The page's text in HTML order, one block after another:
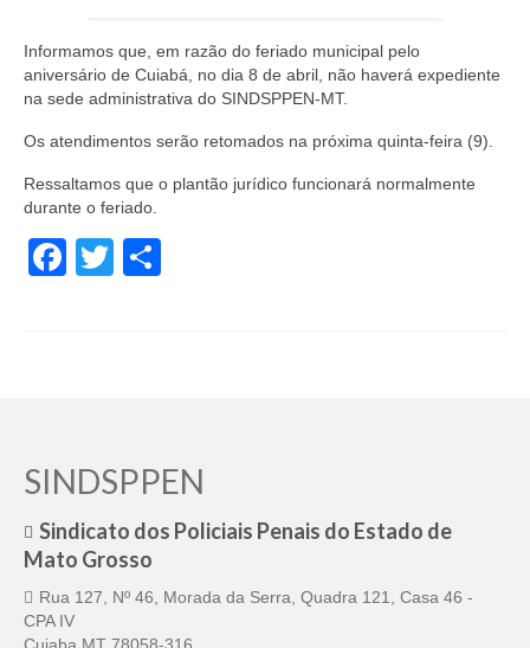
Formulário de Requerimento Padrão Sindsppen
Estatuto do Sindsppen
Tabela Salarial do Sistema Penitenciário
Serviços prestados pelo Sindicato dos
Filie-se
Nota de Falecimento
Notícias
Pautas Nacionais
Convênios
Informamos que, em razão do feriado municipal pelo
aniversário de Cuiabá, no dia 8 de abril, não haverá expediente
na sede administrativa do SINDSPPEN-MT.
Os atendimentos serão retomados na próxima quinta-feira (9).
Ressaltamos que o plantão jurídico funcionará normalmente
durante o feriado.
Facebook
Twitter
SINDSPPEN
Sindicato dos Policiais Penais do Estado de
Mato Grosso
Rua 127, Nº 46, Morada da Serra, Quadra 121, Casa 46 -
CPA IV